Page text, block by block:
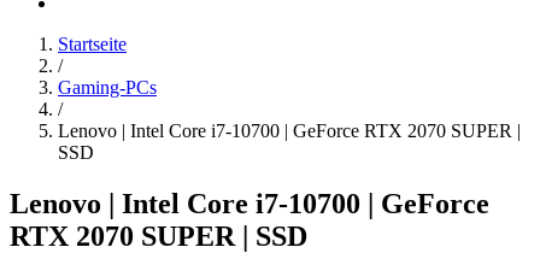
Startseite
/
Gaming-PCs
/
Lenovo | Intel Core i7-10700 | GeForce RTX 2070 SUPER |
SSD
Lenovo | Intel Core i7-10700 | GeForce
RTX 2070 SUPER | SSD